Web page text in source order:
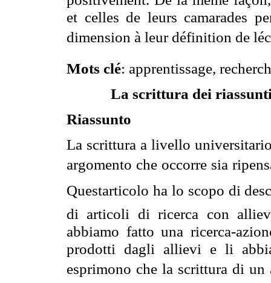
et celles de leurs camarades
dimension à leur définition de
Mots clé: apprentissage,
La scrittura dei
Riassunto
La scrittura a livello
argomento che occorre sia
Questarticolo ha lo scopo di
di articoli di ricerca con
abbiamo fatto una ricerca-
prodotti dagli allievi e li
esprimono che la scrittura di un